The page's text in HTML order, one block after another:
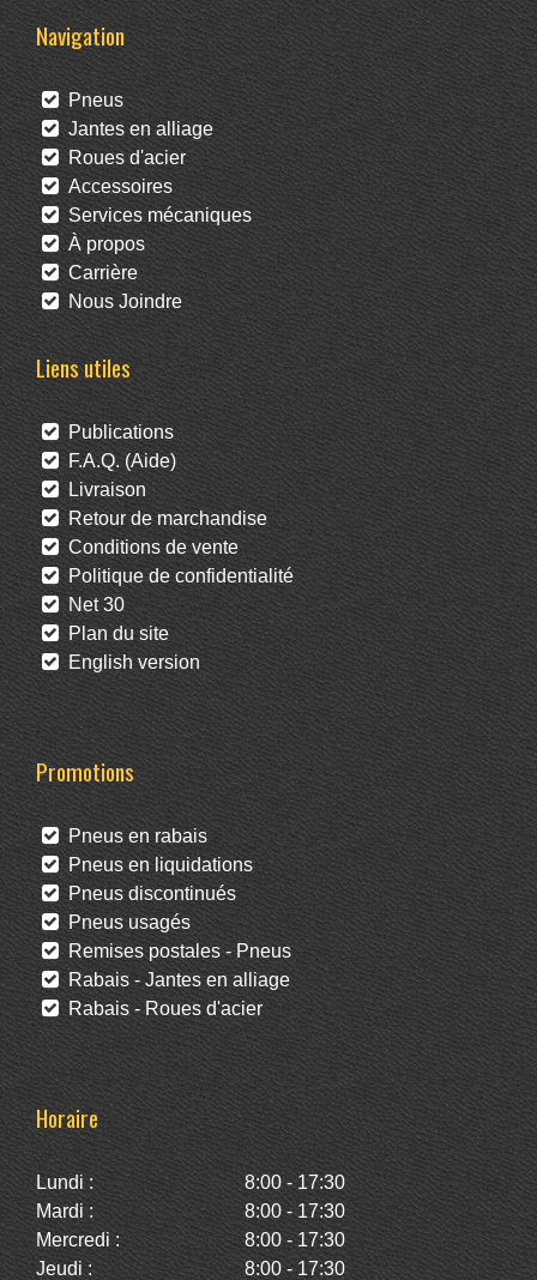
Navigation
Pneus
Jantes en alliage
Roues d'acier
Accessoires
Services mécaniques
À propos
Carrière
Nous Joindre
Liens utiles
Publications
F.A.Q. (Aide)
Livraison
Retour de marchandise
Conditions de vente
Politique de confidentialité
Net 30
Plan du site
English version
Promotions
Pneus en rabais
Pneus en liquidations
Pneus discontinués
Pneus usagés
Remises postales - Pneus
Rabais - Jantes en alliage
Rabais - Roues d'acier
Horaire
Lundi :
8:00 - 17:30
Mardi :
8:00 - 17:30
Mercredi :
8:00 - 17:30
Jeudi :
8:00 - 17:30